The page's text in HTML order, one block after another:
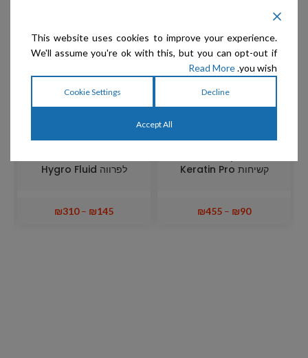
Special One – שמפו
קשיחות Keratin Pro
₪90
–
₪455
Special One – אמולסיה
לפרווה Hygro Fluid
₪145
–
₪310
This website uses cookies to improve your experience.
We'll assume you're ok with this, but you can opt-out if
you wish.
Read More
Decline
Cookie Settings
Accept All